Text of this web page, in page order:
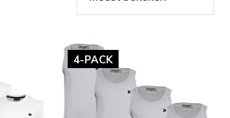
4-PACK